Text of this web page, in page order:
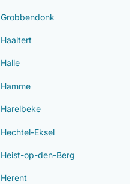
Grobbendonk
Haaltert
Halle
Hamme
Harelbeke
Hechtel-Eksel
Heist-op-den-Berg
Herent